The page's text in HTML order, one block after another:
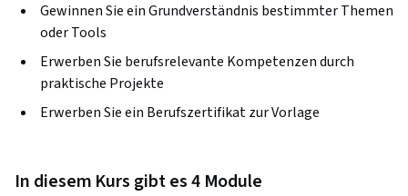
Gewinnen Sie ein Grundverständnis bestimmter Themen
oder Tools
Erwerben Sie berufsrelevante Kompetenzen durch
praktische Projekte
Erwerben Sie ein Berufszertifikat zur Vorlage
In diesem Kurs gibt es 4 Module